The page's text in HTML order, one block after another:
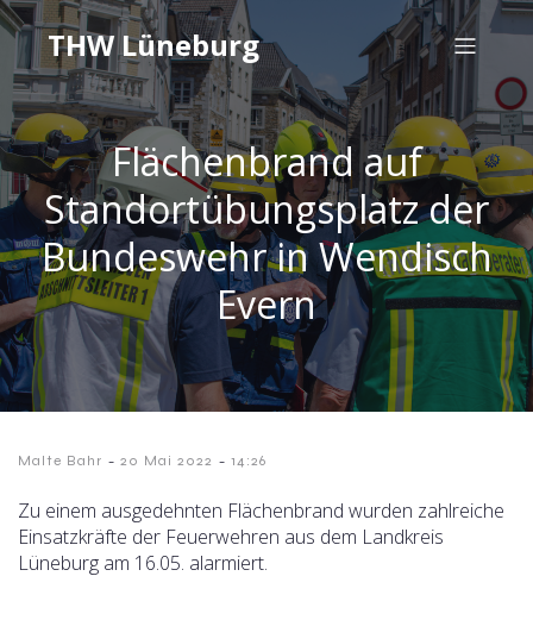
THW Lüneburg
Flächenbrand auf
Standortübungsplatz der
Bundeswehr in Wendisch
Evern
Malte Bahr - 20 Mai 2022 - 14:26
Zu einem ausgedehnten Flächenbrand wurden zahlreiche
Einsatzkräfte der Feuerwehren aus dem Landkreis
Lüneburg am 16.05. alarmiert.